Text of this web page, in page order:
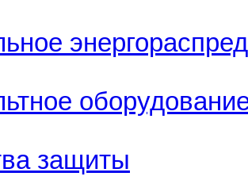
защиты